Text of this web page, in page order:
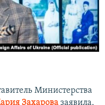
Министерства
Захарова заявила,